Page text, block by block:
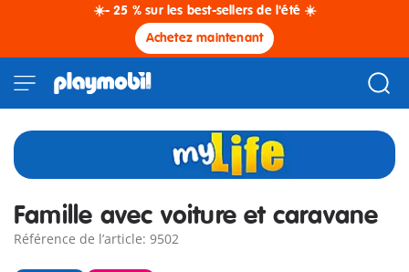
☀️- 25 % sur les best-sellers de l'été ☀️
Achetez maintenant
Famille avec voiture et caravane
Référence de l’article: 9502